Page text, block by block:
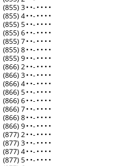
(855) 3• •- • • • •
(855) 4• •- • • • •
(855) 5• •- • • • •
(855) 6• •- • • • •
(855) 7• •- • • • •
(855) 8• •- • • • •
(855) 9• •- • • • •
(866) 2• •- • • • •
(866) 3• •- • • • •
(866) 4• •- • • • •
(866) 5• •- • • • •
(866) 6• •- • • • •
(866) 7• •- • • • •
(866) 8• •- • • • •
(866) 9• •- • • • •
(877) 2• •- • • • •
(877) 3• •- • • • •
(877) 4• •- • • • •
(877) 5• •- • • • •